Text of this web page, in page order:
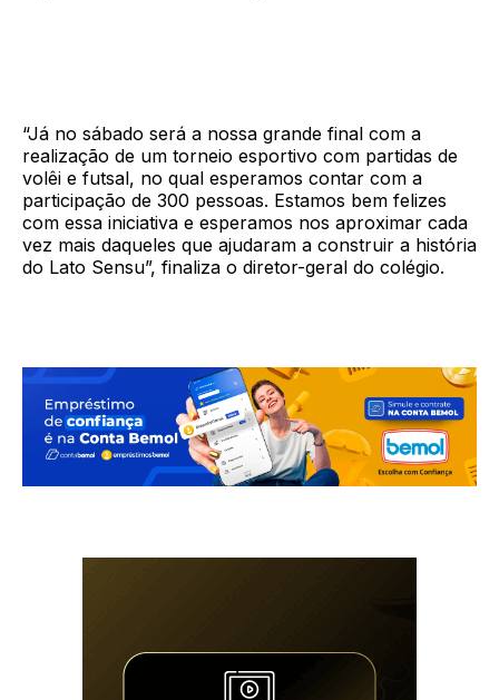
“Já no sábado será a nossa grande final com a
realização de um torneio esportivo com partidas de
volêi e futsal, no qual esperamos contar com a
participação de 300 pessoas. Estamos bem felizes
com essa iniciativa e esperamos nos aproximar cada
vez mais daqueles que ajudaram a construir a história
do Lato Sensu”, finaliza o diretor-geral do colégio.